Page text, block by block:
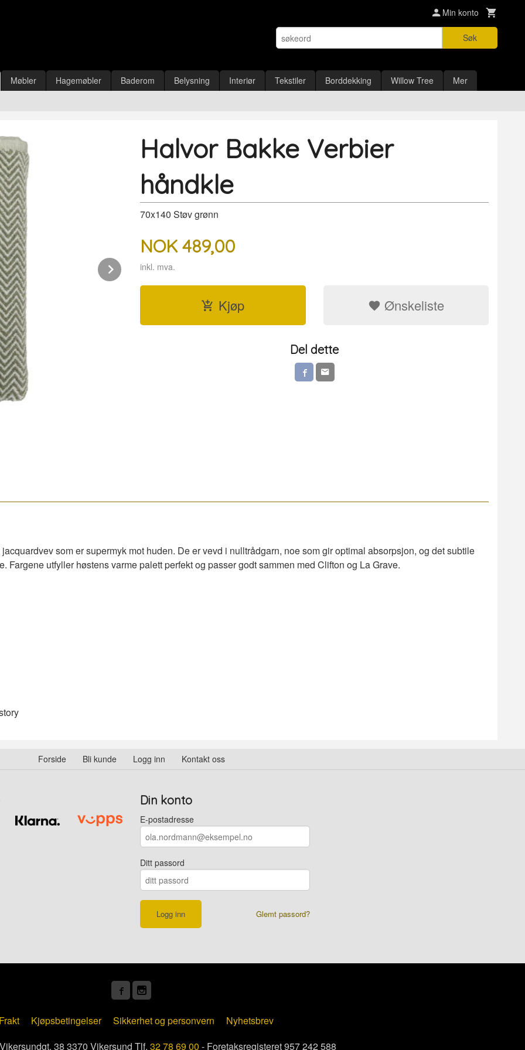
Min konto
Søk
Møbler Hagemøbler Baderom Belysning Interiør Tekstiler Borddekking Willow Tree Mer
Next
Halvor Bakke Verbier
håndkle
70x140 Støv grønn
NOK 489,00
inkl. mva.
Kjøp Ønskeliste
Del dette
som er supermyk mot huden. De er vevd i nulltrådgarn, noe som gir optimal absorpsjon, og det subtile
Fargene utfyller høstens varme palett perfekt og passer godt sammen med Clifton og La Grave.
Forside Bli kunde Logg inn Kontakt oss
Din konto
E-postadresse
Ditt passord
Glemt passord?
Kjøpsbetingelser Sikkerhet og personvern
Nyhetsbrev
38 3370 Vikersund Tlf. 32 78 69 00 - Foretaksregisteret 957 242 588